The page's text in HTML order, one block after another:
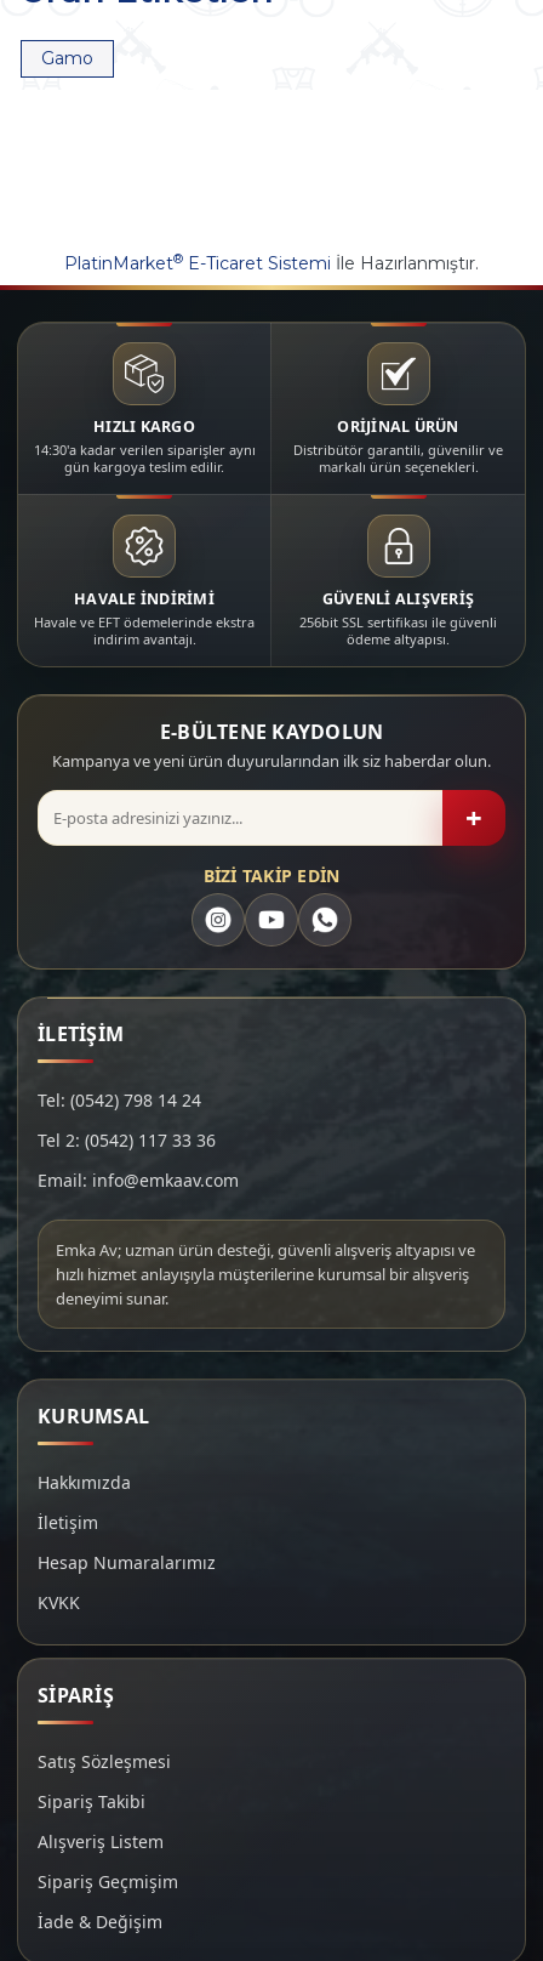
Gamo
PlatinMarket® E-Ticaret Sistemi İle Hazırlanmıştır.
HIZLI KARGO
14:30'a kadar verilen siparişler aynı
gün kargoya teslim edilir.
ORİJİNAL ÜRÜN
Distribütör garantili, güvenilir ve
markalı ürün seçenekleri.
HAVALE İNDİRİMİ
Havale ve EFT ödemelerinde ekstra
indirim avantajı.
GÜVENLİ ALIŞVERİŞ
256bit SSL sertifikası ile güvenli
ödeme altyapısı.
E-BÜLTENE KAYDOLUN
Kampanya ve yeni ürün duyurularından ilk siz haberdar olun.
+
BİZİ TAKİP EDİN
İLETİŞİM
Tel: (0542) 798 14 24
Tel 2: (0542) 117 33 36
Email: info@emkaav.com
Emka Av; uzman ürün desteği, güvenli alışveriş altyapısı ve
hızlı hizmet anlayışıyla müşterilerine kurumsal bir alışveriş
deneyimi sunar.
KURUMSAL
Hakkımızda
İletişim
Hesap Numaralarımız
KVKK
SİPARİŞ
Satış Sözleşmesi
Sipariş Takibi
Alışveriş Listem
Sipariş Geçmişim
İade & Değişim